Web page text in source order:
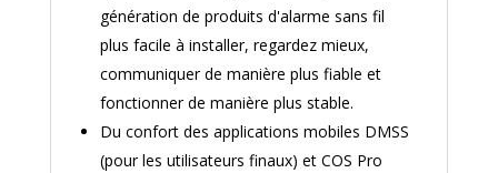
génération de produits d'alarme sans fil
plus facile à installer, regardez mieux,
communiquer de manière plus fiable et
fonctionner de manière plus stable.
Du confort des applications mobiles DMSS
(pour les utilisateurs finaux) et COS Pro